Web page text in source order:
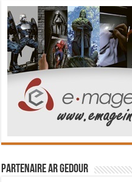
Partenaire Ar Gedour